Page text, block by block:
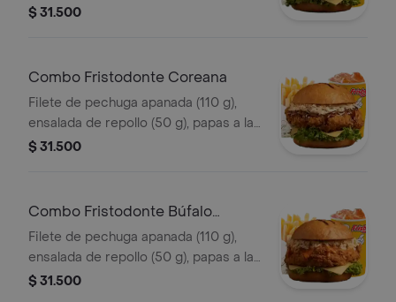
francesa mediana (60 g) y gaseosa
$ 31.500
Combo Fristodonte Coreana
Filete de pechuga apanada (110 g),
ensalada de repollo (50 g), papas a la
francesa mediana (60 g) y gaseosa
$ 31.500
Combo Fristodonte Búfalo
Sriracha
Filete de pechuga apanada (110 g),
ensalada de repollo (50 g), papas a la
francesa mediana (60 g) y gaseosa
$ 31.500